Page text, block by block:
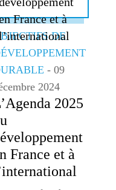
DE
- 09
2024
2025
France et à